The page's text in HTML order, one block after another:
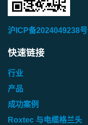
沪ICP备2024049238号
快速链接
行业
产品
成功案例
Roxtec 与电缆格兰头